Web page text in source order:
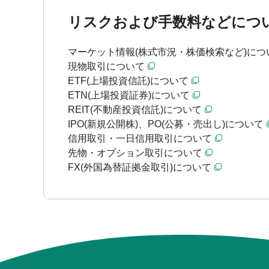
リスクおよび手数料などにつ
マーケット情報(株式市況・株価検索など)につ
現物取引について
ETF(上場投資信託)について
ETN(上場投資証券)について
REIT(不動産投資信託)について
IPO(新規公開株)、PO(公募・売出し)について
信用取引・一日信用取引について
先物・オプション取引について
FX(外国為替証拠金取引)について